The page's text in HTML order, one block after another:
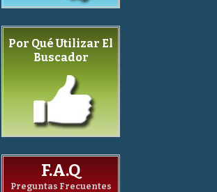
Por Qué Utilizar El
Buscador
F.A.Q
Preguntas Frecuentes